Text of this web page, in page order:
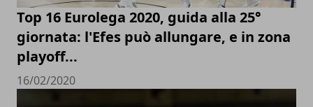
Top 16 Eurolega 2020, guida alla 25°
giornata: l'Efes può allungare, e in zona
playoff...
16/02/2020